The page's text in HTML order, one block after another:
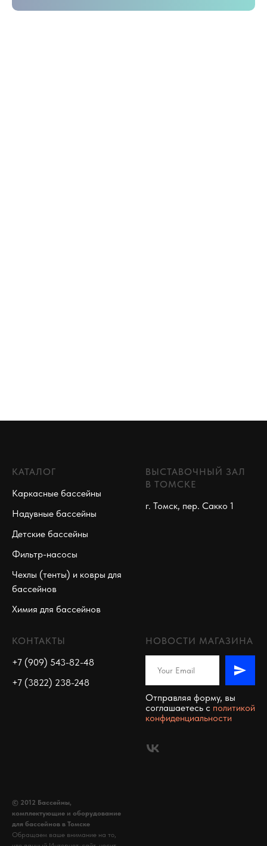
КАТАЛОГ
Каркасные бассейны
Надувные бассейны
Детские бассейны
Фильтр-насосы
Чехлы (тенты) и ковры для
бассейнов
Химия для бассейнов
ВЫСТАВОЧНЫЙ ЗАЛ
В ТОМСКЕ
г. Томск, пер. Сакко 1
КОНТАКТЫ
+7 (909) 543-82-48
+7 (3822) 238-248
НОВОСТИ МАГАЗИНА
Отправляя форму, вы
соглашаетесь c политикой
конфиденциальности
© 2012 Бассейны,
комплектующие и оборудование
для бассейнов в Томске
Обращаем ваше внимание на то,